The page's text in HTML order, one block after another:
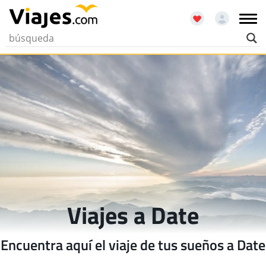
Viajes a Date
Encuentra aquí el viaje de tus sueños a Date